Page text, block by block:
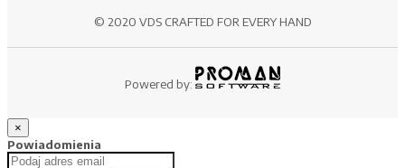
© 2020 VDS CRAFTED FOR EVERY HAND
Powered by:
×
Powiadomienia